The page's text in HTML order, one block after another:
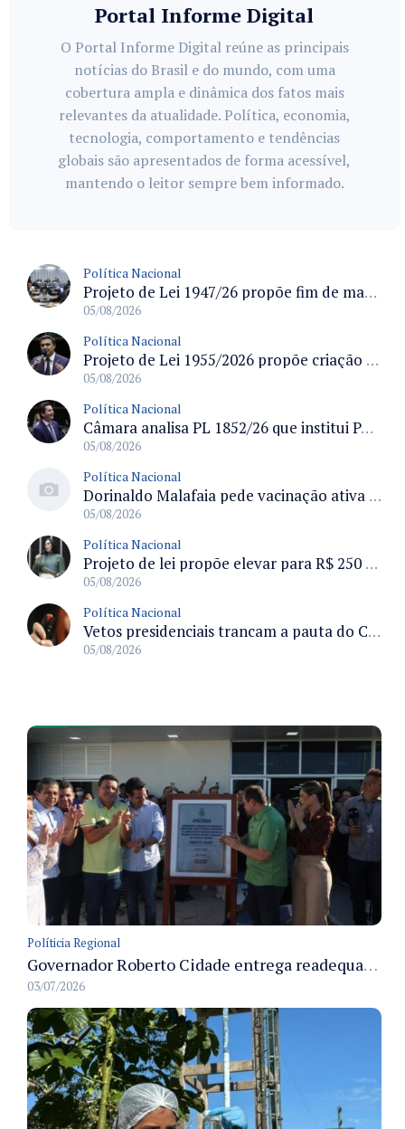
Portal Informe Digital
O Portal Informe Digital reúne as principais
notícias do Brasil e do mundo, com uma
cobertura ampla e dinâmica dos fatos mais
relevantes da atualidade. Política, economia,
tecnologia, comportamento e tendências
globais são apresentados de forma acessível,
mantendo o leitor sempre bem informado.
Política Nacional
Projeto de Lei 1947/26 propõe fim de margens para cartão de crédito e consignado do INSS
05/08/2026
Política Nacional
Projeto de Lei 1955/2026 propõe criação de geração livre de fumo ao restringir venda de vapes a nascidos desde 1º de janeiro de 2009
05/08/2026
Política Nacional
Câmara analisa PL 1852/26 que institui Política Nacional de Gestão de Desempenho e Eficiência para servidores públicos
05/08/2026
Política Nacional
Dorinaldo Malafaia pede vacinação ativa ao Ministério da Saúde para reverter queda na cobertura vacinal no Brasil
05/08/2026
Política Nacional
Projeto de lei propõe elevar para R$ 250 mil limite de isenção do IPI para pessoas com deficiência e autismo
05/08/2026
Política Nacional
Vetos presidenciais trancam a pauta do Congresso com 87 itens pendentes e incluem trechos do Orçamento de 2026
05/08/2026
Políticia Regional
Governador Roberto Cidade entrega readequação do ambulatório da FCecon e amplia capacidade de atendimento oncológico em Manaus
03/07/2026